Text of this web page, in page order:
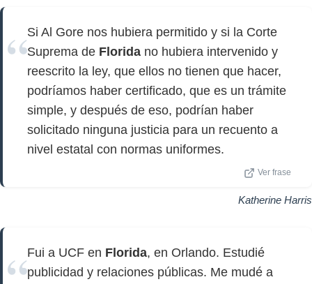
Si Al Gore nos hubiera permitido y si la Corte
Suprema de Florida no hubiera intervenido y
reescrito la ley, que ellos no tienen que hacer,
podríamos haber certificado, que es un trámite
simple, y después de eso, podrían haber
solicitado ninguna justicia para un recuento a
nivel estatal con normas uniformes.
Ver frase
Katherine Harris
Fui a UCF en Florida, en Orlando. Estudié
publicidad y relaciones públicas. Me mudé a